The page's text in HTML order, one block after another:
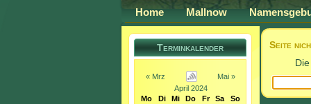
Home Mallnow
Terminkalender
« Mrz
Mai »
April 2024
Mo
Di Mi Do Fr Sa So
Seite